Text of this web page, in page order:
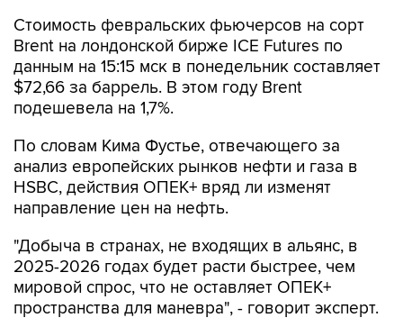
данным на 15:15 мск в понедельник составляет
$72,66 за баррель. В этом году Brent
подешевела на 1,7%.
По словам Кима Фустье, отвечающего за
HSBC, действия ОПЕК+ вряд ли изменят
направление цен на нефть.
"Добыча в странах, не входящих в альянс, в
мировой спрос, что не оставляет ОПЕК+
пространства для маневра", - говорит эксперт.
Между тем аналитики Goldman Sachs,